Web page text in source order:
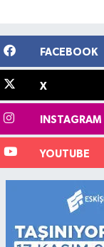
FACEBOOK
X
INSTAGRAM
YOUTUBE